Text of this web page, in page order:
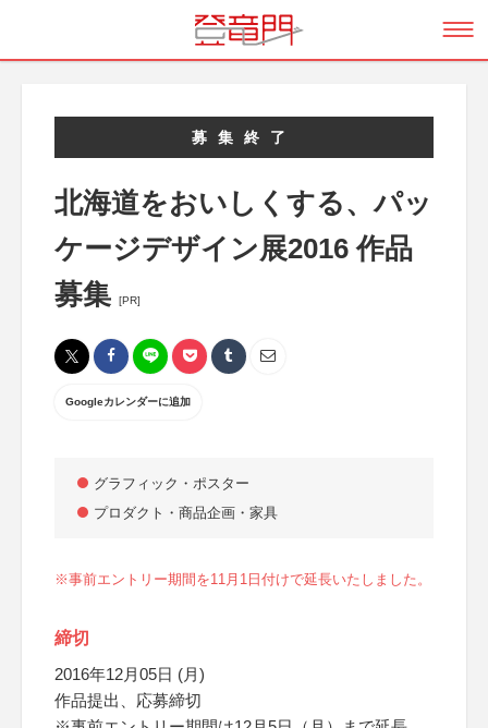
募集終了
北海道をおいしくする、パッ
ケージデザイン展2016 作品
募集
[PR]
Googleカレンダーに追加
グラフィック・ポスター
プロダクト・商品企画・家具
※事前エントリー期間を11月1日付けで延長いたしました。
締切
2016年12月05日 (月)
作品提出、応募締切